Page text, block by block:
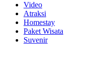
Video
Atraksi
Homestay
Paket Wisata
Suvenir